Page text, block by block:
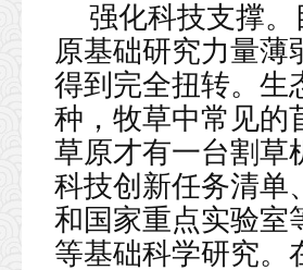
强化科技支撑
原基础研究力量薄
得到完全扭转。生
种，牧草中常见的
草原才有一台割草
科技创新任务清单
和国家重点实验室
等基础科学研究。